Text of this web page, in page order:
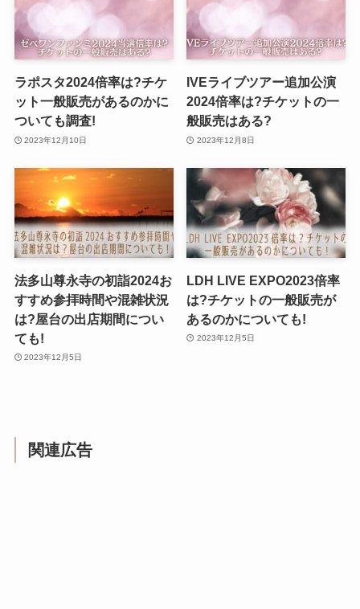
ラポスタ2024倍率は?チケ
ット一般販売があるのかに
ついても調査!
2023年12月10日
IVEライブツアー追加公演
2024倍率は?チケットの一
般販売はある?
2023年12月8日
法多山尊永寺の初詣2024お
すすめ参拝時間や混雑状況
は?屋台の出店期間につい
ても!
2023年12月5日
LDH LIVE EXPO2023倍率
は?チケットの一般販売が
あるのかについても!
2023年12月5日
関連広告